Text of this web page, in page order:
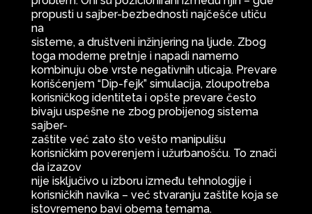
propusti u sajber-bezbednosti najčešće utiču
na
sisteme, a društveni inžinjering na ljude. Zbog
toga moderne pretnje i napadi namerno
kombinuju obe vrste negativnih uticaja. Prevare
korišćenjem “Dip-fejk” simulacija, zloupotreba
korisničkog identiteta i opšte prevare često
bivaju uspešne ne zbog probijenog sistema
sajber-
zaštite već zato što vešto manipulišu
korisničkim poverenjem i užurbanošću. To znači
da izazov
nije isključivo u izboru između tehnologije i
korisničkih navika – već stvaranju zaštite koja se
istovremeno bavi obema temama.